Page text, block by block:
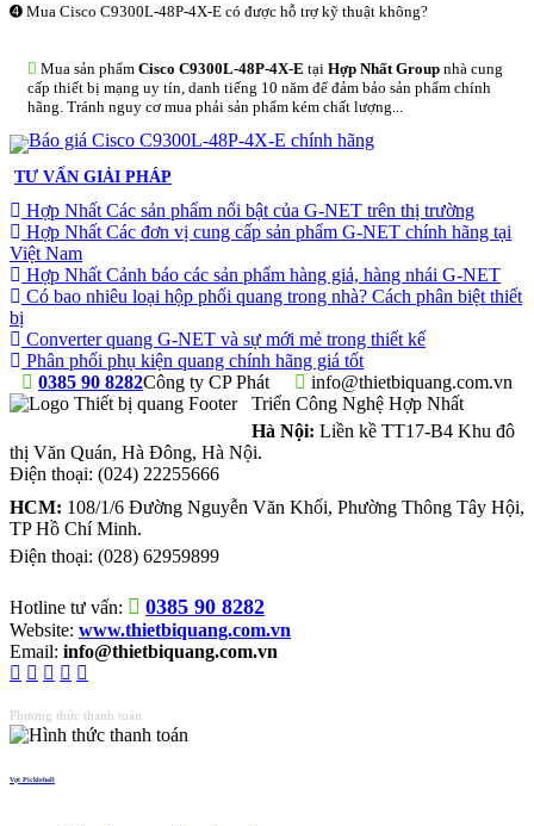
➍ Mua Cisco C9300L-48P-4X-E có được hỗ trợ kỹ thuật không?
Mua sản phẩm Cisco C9300L-48P-4X-E tại Hợp Nhất Group nhà cung
cấp thiết bị mạng uy tín, danh tiếng 10 năm để đảm bảo sản phẩm chính
hãng. Tránh nguy cơ mua phải sản phẩm kém chất lượng...
TƯ VẤN GIẢI PHÁP
Hợp Nhất Các sản phẩm nổi bật của G-NET trên thị trường
Hợp Nhất Các đơn vị cung cấp sản phẩm G-NET chính hãng tại
Việt Nam
Hợp Nhất Cảnh báo các sản phẩm hàng giả, hàng nhái G-NET
Có bao nhiêu loại hộp phối quang trong nhà? Cách phân biệt thiết
bị
Converter quang G-NET và sự mới mẻ trong thiết kế
Phân phối phụ kiện quang chính hãng giá tốt
0385 90 8282
info@thietbiquang.com.vn
Công ty CP Phát
Triển Công Nghệ Hợp Nhất
Hà Nội: Liền kề TT17-B4 Khu đô
thị Văn Quán, Hà Đông, Hà Nội.
Điện thoại: (024) 22255666
HCM: 108/1/6 Đường Nguyễn Văn Khối, Phường Thông Tây Hội,
TP Hồ Chí Minh.
Điện thoại: (028) 62959899
Hotline tư vấn: 0385 90 8282
Website: www.thietbiquang.com.vn
Email: info@thietbiquang.com.vn
Phương thức thanh toán
Vợt Pickleball